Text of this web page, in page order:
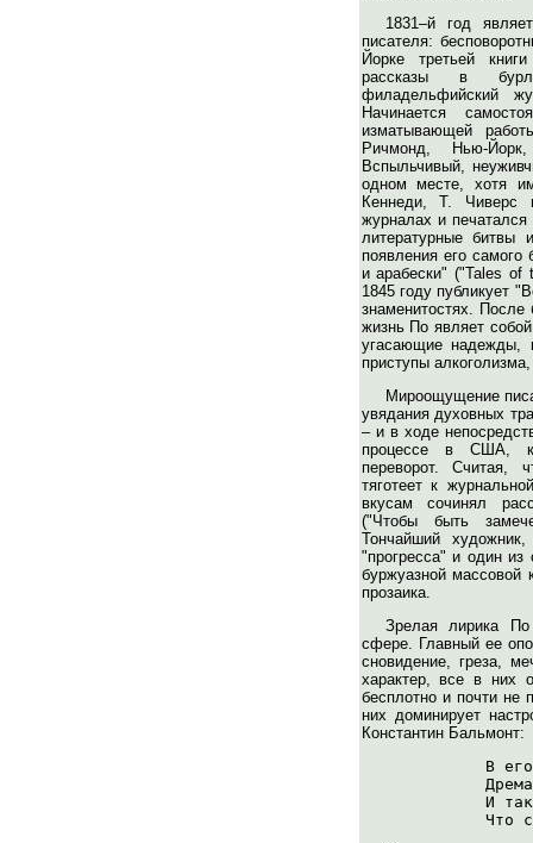
1831–й год
писателя:
Йорке третьей
рассказы в
филадельфийский
Начинается
изматывающей
Ричмонд, Нью-
Вспыльчивый,
одном месте, хотя
Кеннеди, Т.
журналах и
литературные битвы
появления его самого
и арабески" ("Tales of
1845 году публикует
знаменитостях. После
жизнь По являет
угасающие надежды,
приступы
Мироощущение
увядания духовных
– и в ходе
процессе в США,
переворот. Считая,
тяготеет к
вкусам сочинял
("Чтобы быть
Тончайший художник,
"прогресса" и один из
буржуазной массовой
прозаика.
Зрелая лирика
сфере. Главный ее
сновидение, греза,
характер, все в них
бесплотно и почти не
них доминирует
Константин Бальмонт:
В
И